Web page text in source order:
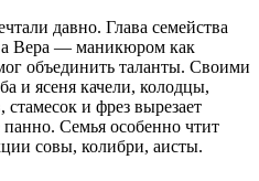
давно. Глава семейства
а Вера — маникюром как
объединить таланты. Своими
и ясеня качели, колодцы,
и фрез вырезает
панно. Семья особенно чтит
совы, колибри, аисты.